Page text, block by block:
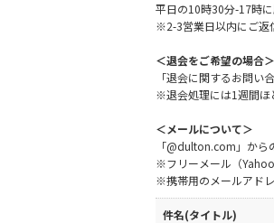
平日の10時30分-17時
※2-3営業日以内にご返
＜退会をご希望の場合＞
「退会に関するお問い
※退会処理には1週間ほ
＜メールについて＞
「@dulton.com」から
※フリーメール（
※携帯用のメールアド
件名(タイトル)